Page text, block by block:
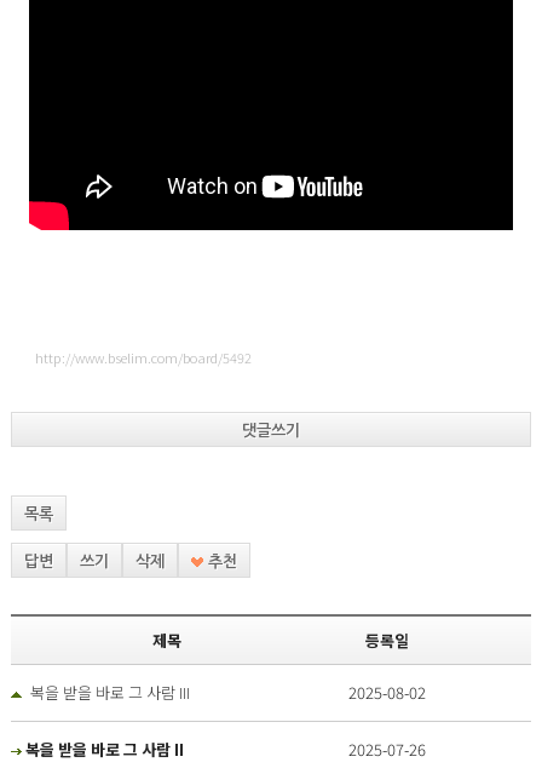
http://www.bselim.com/board/5492
댓글쓰기
목록
답변 쓰기 삭제 추천
제목 등록일
복을 받을 바로 그 사람 III 2025-08-02
복을 받을 바로 그 사람 II 2025-07-26